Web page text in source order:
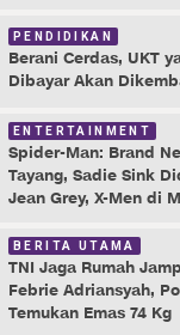
PENDIDIKAN
Berani Cerdas, UKT
Dibayar Akan
ENTERTAINMENT
Spider-Man: Brand
Tayang, Sadie Sink
Jean Grey, X-Men di
BERITA UTAMA
TNI Jaga Rumah
Febrie Adriansyah,
Temukan Emas 74 Kg